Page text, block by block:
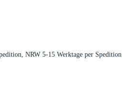
NRW 5-15 Werktage per Spedition